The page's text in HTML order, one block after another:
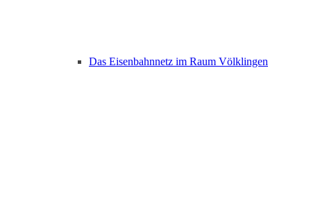
Das Eisenbahnnetz im Raum Völklingen